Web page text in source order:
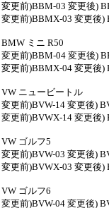
変更前)BBM-03 変更後)
変更前)BBMX-03 変更後)
BMW ミニ R50
変更前)BBM-04 変更後)
変更前)BBMX-04 変更後)
VW ニュービートル
変更前)BVW-14 変更後)
変更前)BVWX-14 変更後)
VW ゴルフ5
変更前)BVW-03 変更後)
変更前)BVWX-03 変更後)
VW ゴルフ6
変更前)BVW-04 変更後)